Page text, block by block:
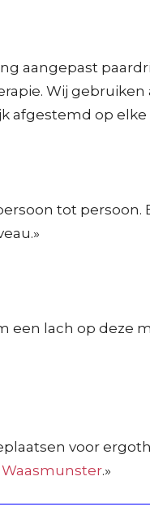
aangepast
Wij gebruiken
afgestemd op elke
tot
een lach op deze
voor
.»